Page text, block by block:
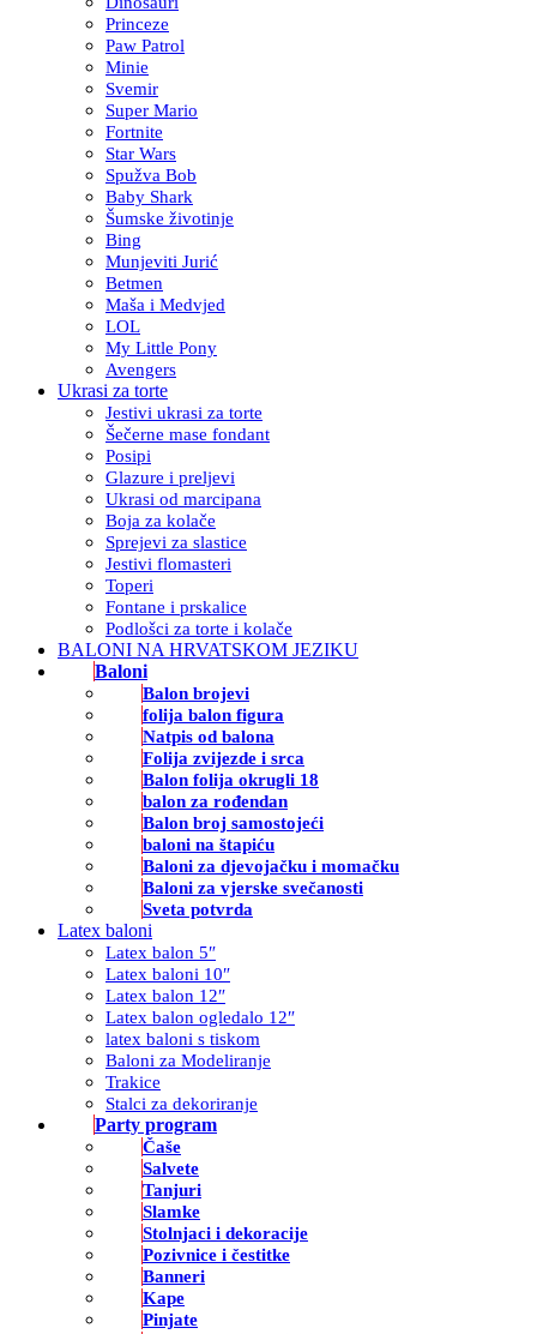
Princeze
Paw Patrol
Minie
Svemir
Super Mario
Fortnite
Star Wars
Spužva Bob
Baby Shark
Šumske životinje
Bing
Munjeviti Jurić
Betmen
Maša i Medvjed
LOL
My Little Pony
Avengers
Ukrasi za torte
Jestivi ukrasi za torte
Šečerne mase fondant
Posipi
Glazure i preljevi
Ukrasi od marcipana
Boja za kolače
Sprejevi za slastice
Jestivi flomasteri
Toperi
Fontane i prskalice
Podlošci za torte i kolače
BALONI NA HRVATSKOM JEZIKU
Baloni
Balon brojevi
folija balon figura
Natpis od balona
Folija zvijezde i srca
Balon folija okrugli 18
balon za rođendan
Balon broj samostojeći
baloni na štapiću
Baloni za djevojačku i momačku
Baloni za vjerske svečanosti
Sveta potvrda
Latex baloni
Latex balon 5″
Latex baloni 10″
Latex balon 12″
Latex balon ogledalo 12″
latex baloni s tiskom
Baloni za Modeliranje
Trakice
Stalci za dekoriranje
Party program
Čaše
Salvete
Tanjuri
Slamke
Stolnjaci i dekoracije
Pozivnice i čestitke
Banneri
Kape
Pinjate